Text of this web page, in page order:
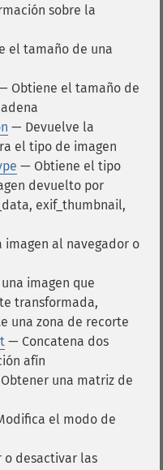
sobre la
el tamaño de una
Obtiene el tamaño de
— Devuelve la
el tipo de imagen
— Obtiene el tipo
devuelto por
exif_thumbnail,
imagen al navegador o
imagen que
transformada,
una zona de recorte
— Concatena dos
afín
una matriz de
el modo de
desactivar las